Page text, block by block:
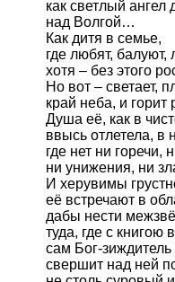
как светлый ангел
над Волгой…
Как дитя в семье,
где любят, балуют,
хотя – без этого
Но вот – светает,
край неба, и горит
Душа её, как в
ввысь отлетела, в
где нет ни горечи,
ни унижения, ни
И херувимы
её встречают в
дабы нести
туда, где с книгою
сам Бог-
свершит над ней